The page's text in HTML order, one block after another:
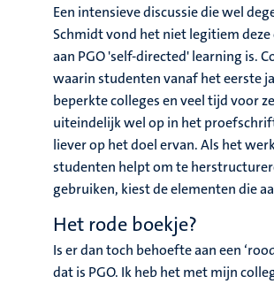
Een intensieve discussie die wel
Schmidt vond het niet legitiem
aan PGO 'self-directed' learning is.
waarin studenten vanaf het eerste
beperkte colleges en veel tijd voor
uiteindelijk wel op in het
liever op het doel ervan. Als het
studenten helpt om te
gebruiken, kiest de elementen die
Het rode boekje?
Is er dan toch behoefte aan een
dat is PGO. Ik heb het met mijn